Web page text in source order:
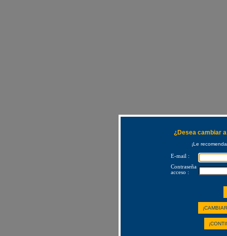
¿Desea cambiar
¡Le
E-mail :
Contraseña
acceso :